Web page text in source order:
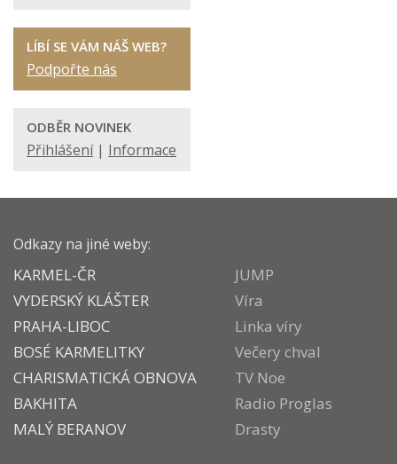
LÍBÍ SE VÁM NÁŠ WEB?
Podpořte nás
ODBĚR NOVINEK
Přihlášení| Informace
Odkazy na jiné weby:
KARMEL-ČR
VYDERSKÝ KLÁŠTER
PRAHA-LIBOC
BOSÉ KARMELITKY
CHARISMATICKÁ OBNOVA
BAKHITA
MALÝ BERANOV
JUMP
Víra
Linka víry
Večery chval
TV Noe
Radio Proglas
Drasty